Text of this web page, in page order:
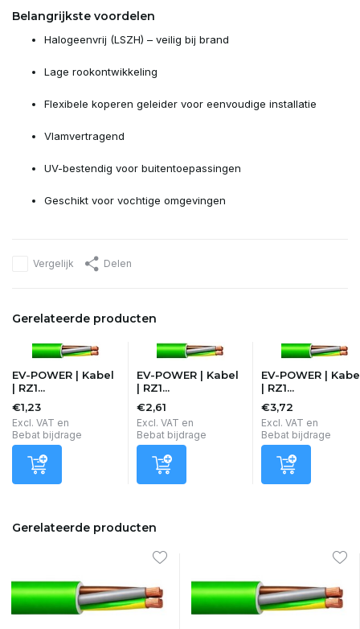
Belangrijkste voordelen
Halogeenvrij (LSZH) – veilig bij brand
Lage rookontwikkeling
Flexibele koperen geleider voor eenvoudige installatie
Vlamvertragend
UV-bestendig voor buitentoepassingen
Geschikt voor vochtige omgevingen
Vergelijk Delen
Gerelateerde producten
EV-POWER | Kabel
| RZ1...
€1,23
Excl. VAT en
Bebat bijdrage
EV-POWER | Kabel
| RZ1...
€2,61
Excl. VAT en
Bebat bijdrage
EV-POWER |
| RZ1...
€3,72
Excl. VAT en
Bebat bijdrage
Gerelateerde producten